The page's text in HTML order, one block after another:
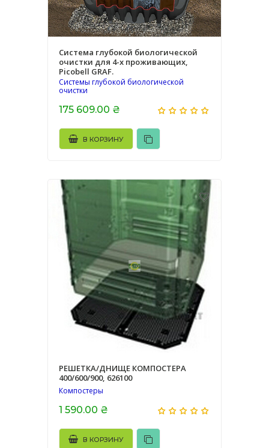
Система глубокой биологической
очистки для 4-х проживающих,
Picobell GRAF.
Системы глубокой биологической
очистки
175 609.00 ₴
В КОРЗИНУ
РЕШЕТКА/ДНИЩЕ КОМПОСТЕРА
400/600/900, 626100
Компостеры
1 590.00 ₴
В КОРЗИНУ